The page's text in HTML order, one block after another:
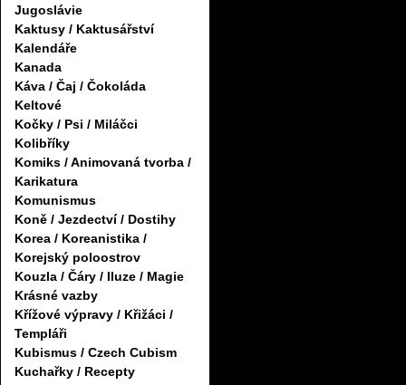
Jugoslávie
Kaktusy / Kaktusářství
Kalendáře
Kanada
Káva / Čaj / Čokoláda
Keltové
Kočky / Psi / Miláčci
Kolibříky
Komiks / Animovaná tvorba /
Karikatura
Komunismus
Koně / Jezdectví / Dostihy
Korea / Koreanistika /
Korejský poloostrov
Kouzla / Čáry / Iluze / Magie
Krásné vazby
Křížové výpravy / Křižáci /
Templáři
Kubismus / Czech Cubism
Kuchařky / Recepty